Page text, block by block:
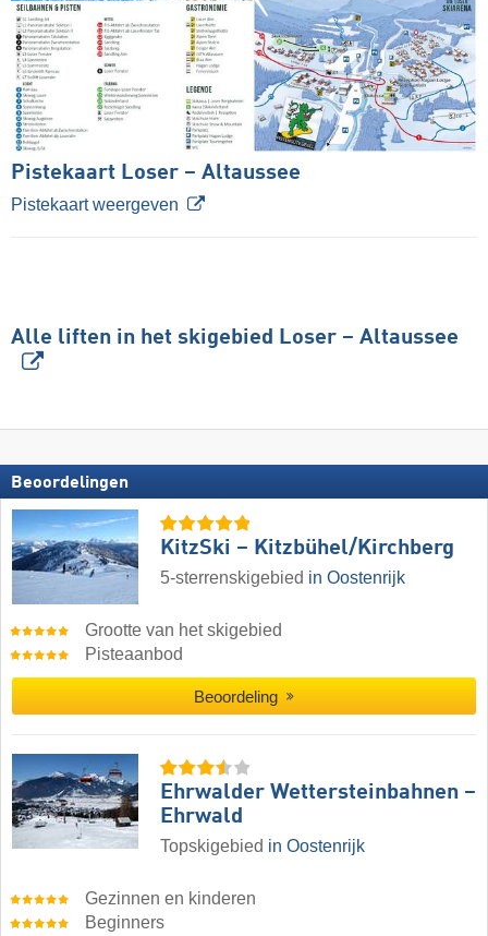
Pistekaart Loser – Altaussee
Pistekaart weergeven
Alle liften in het skigebied Loser – Altaussee
Beoordelingen
KitzSki – Kitzbühel/​Kirchberg
5-sterrenskigebied in Oostenrijk
Grootte van het skigebied
Pisteaanbod
Beoordeling
Ehrwalder Wettersteinbahnen –
Ehrwald
Topskigebied in Oostenrijk
Gezinnen en kinderen
Beginners